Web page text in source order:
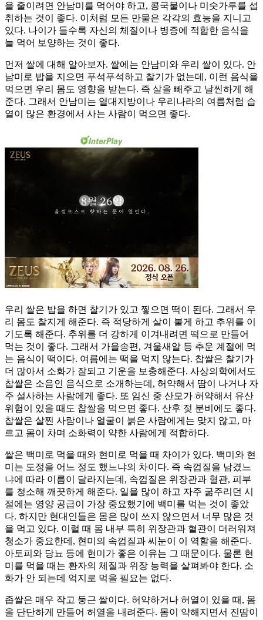
을 줄이려면 안남미를 먹어야 하고, 콩국물이나 미숫가루를 섭
취하는 것이 좋다. 이처럼 모든 만물은 각각의 효능을 지니고
있다. 나이가 들수록 자신의 체질이나 병증에 적합한 음식을
늘 먹어 보양하는 것이 좋다.
먼저 쌀에 대해 알아보자. 쌀에는 안남미와 우리 쌀이 있다. 안
남미로 밥을 지으면 푸석푸석하고 찰기가 없는데, 이런 음식을
먹으면 우리 몸도 영향을 받는다. 즉 살을 빼주고 날씬하게 해
준다. 그래서 안남미는 열대지방이나 우리나라의 여름처럼 습
열이 많은 환경에서 사는 사람이 먹으면 좋다.
우리 쌀은 밥을 하면 찰기가 있고 찧으면 떡이 된다. 그래서 우
리 몸도 찰지게 해준다. 즉 적당하게 살이 붙게 하고 추위를 이
기도록 해준다. 추위를 더 강하게 이겨내려면 떡으로 만들어
먹는 것이 좋다. 그래서 가을송편, 겨울새알 등 추운 계절에 먹
는 음식이 떡이다. 여름에는 떡을 먹지 않는다. 찹쌀은 찰기가
더 많아서 소화가 잘되고 기운을 보충해준다. 사상의학에서도
찹쌀은 소음인 음식으로 소개하는데, 허약해서 땀이 나거나 자
주 설사하는 사람에게 좋다. 또 임신 중 산모가 허약해서 유산
위험이 있을 때도 찹쌀을 먹으면 좋다. 산후 젖 분비에도 좋다.
찹쌀은 살찐 사람이나 얼굴이 붉은 사람에게는 맞지 않고, 마
르고 몸이 차며 소화력이 약한 사람에게 적합하다.
쌀은 백미로 먹을 때와 현미로 먹을 때 차이가 있다. 백미와 현
미는 도정을 어느 정도 했느냐의 차이다. 즉 속껍질을 남겼느
냐에 따라 이름이 달라지는데, 속껍질은 위장관과 혈관, 피부
를 청소해 깨끗하게 해준다. 일을 많이 하고 자주 굶주리던 시
절에는 영양 공급이 가장 중요했기에 백미를 먹는 것이 좋았
다. 하지만 현대인들은 몸은 많이 쓰지 않으면서 너무 많은 것
을 먹고 있다. 이럴 때 몸 내부 특히 위장관과 혈관이 더러워져
청소가 중요한데, 현미의 속껍질과 씨눈이 이 역할을 해준다.
아토피와 당뇨 등에 현미가 좋은 이유는 그 때문이다. 물론 현
미를 먹을 때는 환자의 체질과 위장 능력을 살펴봐야 한다. 소
화가 안 되는데 억지로 먹을 필요는 없다.
좁쌀은 매우 작고 둥근 쌀이다. 허약하거나 허열이 있을 때, 몸
을 단단하게 만들어 허열을 내려준다. 몸이 약해지면서 진땀이